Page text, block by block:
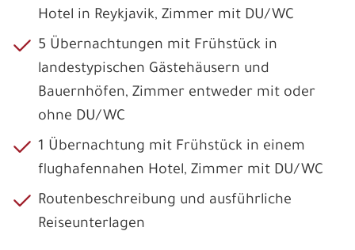
Hotel in Reykjavik, Zimmer mit DU/WC
5 Übernachtungen mit Frühstück in
landestypischen Gästehäusern und
Bauernhöfen, Zimmer entweder mit oder
ohne DU/WC
1 Übernachtung mit Frühstück in einem
flughafennahen Hotel, Zimmer mit DU/WC
Routenbeschreibung und ausführliche
Reiseunterlagen